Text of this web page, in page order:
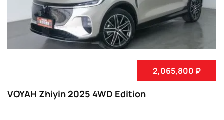
2,065,800 ₽
VOYAH Zhiyin 2025 4WD Edition